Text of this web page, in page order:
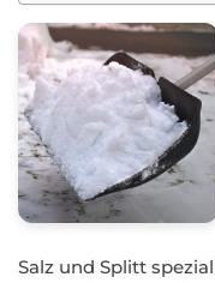
Salz und Splitt